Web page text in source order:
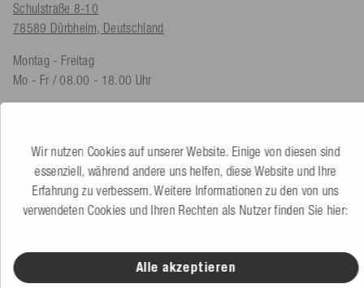
Schulstraße 8-10
78589 Dürbheim, Deutschland
Montag - Freitag
Mo - Fr / 08.00 - 18.00 Uhr
Produktberatung
+49 (0) 7424 60213 60
Kundenservice
+49 (0) 7424 60213 50
Zum Kontaktformular
SERVICE & INFOS
Wir nutzen Cookies auf unserer Website. Einige von diesen sind
essenziell, während andere uns helfen, diese Website und Ihre
Erfahrung zu verbessern. Weitere Informationen zu den von uns
verwendeten Cookies und Ihren Rechten als Nutzer finden Sie hier:
Alle akzeptieren